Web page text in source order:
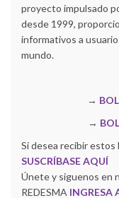
proyecto impulsado
desde 1999,
informativos a
mundo.
→
→
Si desea recibir
SUSCRÍBASE AQUÍ
Únete y siguenos en
REDESMA INGRESA